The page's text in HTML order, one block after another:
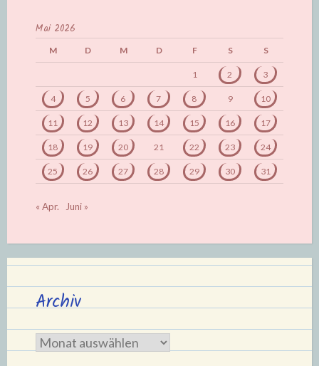
Mai 2026
M D M D F S S
1 2 3
4 5 6 7 8 9 10
11 12 13 14 15 16 17
18 19 20 21 22 23 24
25 26 27 28 29 30 31
« Apr. Juni »
Archiv
Archiv